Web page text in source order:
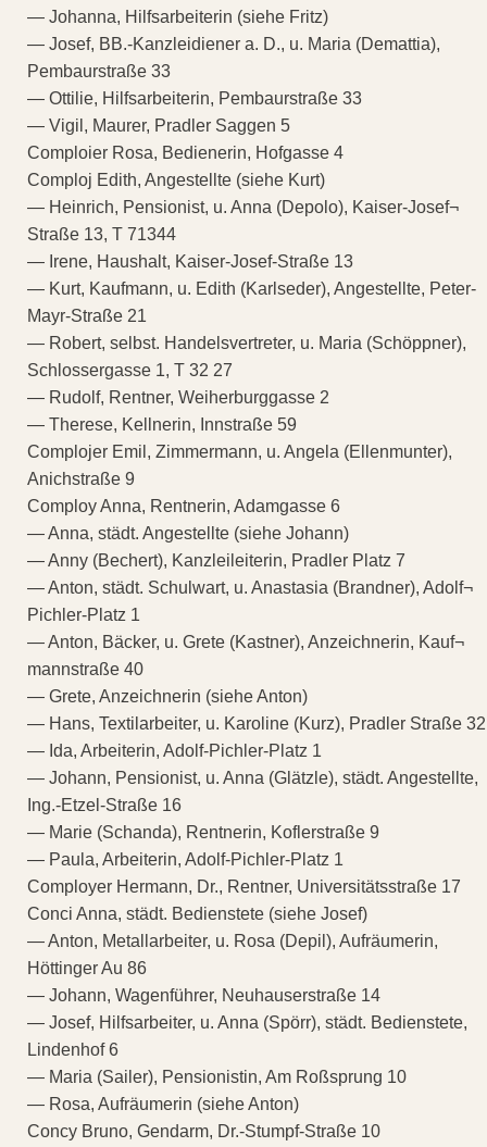
— Johanna, Hilfsarbeiterin (siehe Fritz)
— Josef, BB.-Kanzleidiener a. D., u. Maria (Demattia),
Pembaurstraße 33
— Ottilie, Hilfsarbeiterin, Pembaurstraße 33
— Vigil, Maurer, Pradler Saggen 5
Comploier Rosa, Bedienerin, Hofgasse 4
Comploj Edith, Angestellte (siehe Kurt)
— Heinrich, Pensionist, u. Anna (Depolo), Kaiser-Josef¬
Straße 13, T 71344
— Irene, Haushalt, Kaiser-Josef-Straße 13
— Kurt, Kaufmann, u. Edith (Karlseder), Angestellte, Peter-
Mayr-Straße 21
— Robert, selbst. Handelsvertreter, u. Maria (Schöppner),
Schlossergasse 1, T 32 27
— Rudolf, Rentner, Weiherburggasse 2
— Therese, Kellnerin, Innstraße 59
Complojer Emil, Zimmermann, u. Angela (Ellenmunter),
Anichstraße 9
Comploy Anna, Rentnerin, Adamgasse 6
— Anna, städt. Angestellte (siehe Johann)
— Anny (Bechert), Kanzleileiterin, Pradler Platz 7
— Anton, städt. Schulwart, u. Anastasia (Brandner), Adolf¬
Pichler-Platz 1
— Anton, Bäcker, u. Grete (Kastner), Anzeichnerin, Kauf¬
mannstraße 40
— Grete, Anzeichnerin (siehe Anton)
— Hans, Textilarbeiter, u. Karoline (Kurz), Pradler Straße 32
— Ida, Arbeiterin, Adolf-Pichler-Platz 1
— Johann, Pensionist, u. Anna (Glätzle), städt. Angestellte,
Ing.-Etzel-Straße 16
— Marie (Schanda), Rentnerin, Koflerstraße 9
— Paula, Arbeiterin, Adolf-Pichler-Platz 1
Comployer Hermann, Dr., Rentner, Universitätsstraße 17
Conci Anna, städt. Bedienstete (siehe Josef)
— Anton, Metallarbeiter, u. Rosa (Depil), Aufräumerin,
Höttinger Au 86
— Johann, Wagenführer, Neuhauserstraße 14
— Josef, Hilfsarbeiter, u. Anna (Spörr), städt. Bedienstete,
Lindenhof 6
— Maria (Sailer), Pensionistin, Am Roßsprung 10
— Rosa, Aufräumerin (siehe Anton)
Concy Bruno, Gendarm, Dr.-Stumpf-Straße 10